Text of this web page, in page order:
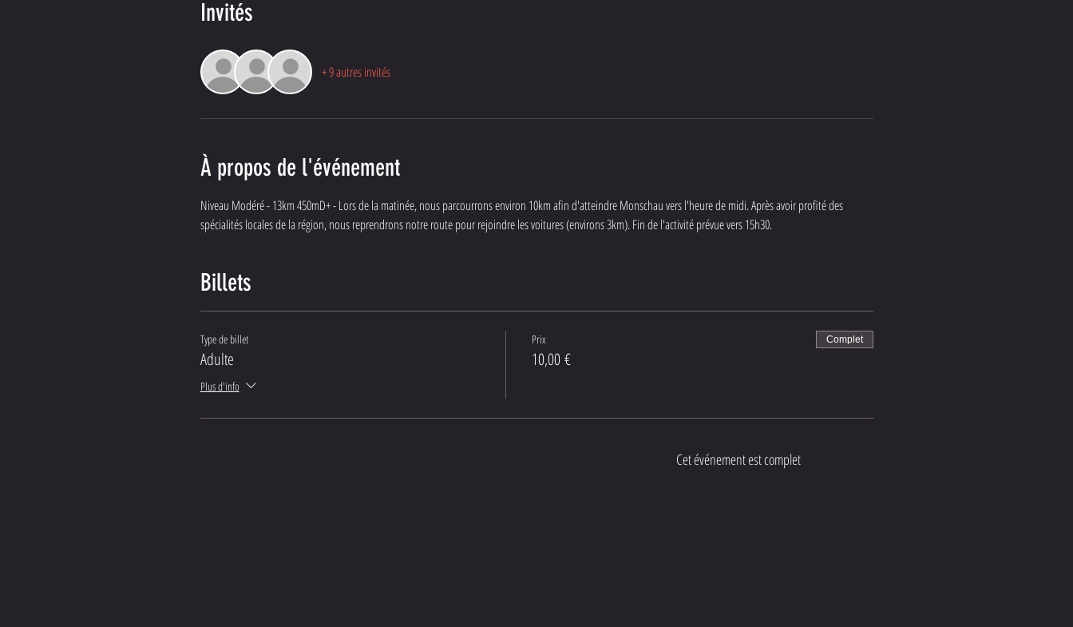
Invités
+ 9 autres invités
À propos de l'événement
Niveau Modéré - 13km 450mD+ - Lors de la matinée, nous parcourrons environ 10km afin d'atteindre Monschau vers l'heure de midi. Après avoir profité des
spécialités locales de la région, nous reprendrons notre route pour rejoindre les voitures (environs 3km). Fin de l'activité prévue vers 15h30.
Billets
Type de billet
Adulte
Plus d'info
Prix
10,00 €
Complet
Cet événement est complet